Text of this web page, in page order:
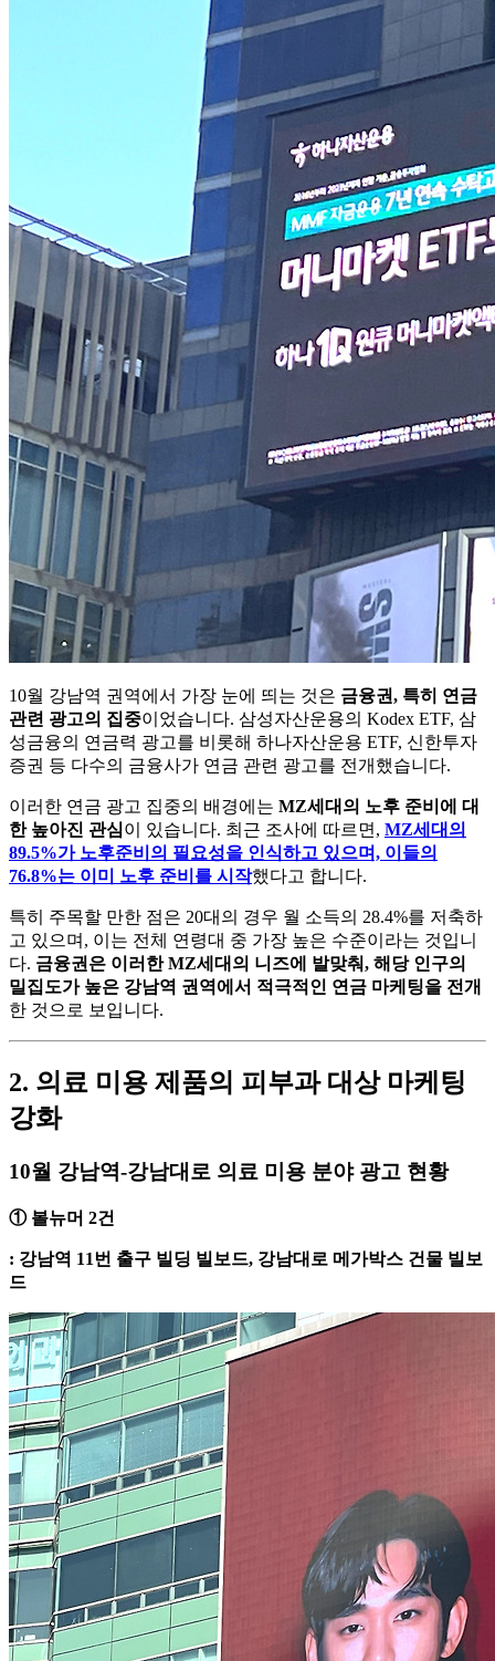
10월 강남역 권역에서 가장 눈에 띄는 것은 금융권, 특히 연금
관련 광고의 집중이었습니다. 삼성자산운용의 Kodex ETF, 삼
성금융의 연금력 광고를 비롯해 하나자산운용 ETF, 신한투자
증권 등 다수의 금융사가 연금 관련 광고를 전개했습니다.
이러한 연금 광고 집중의 배경에는 MZ세대의 노후 준비에 대
한 높아진 관심이 있습니다. 최근 조사에 따르면, MZ세대의
89.5%가 노후준비의 필요성을 인식하고 있으며, 이들의
76.8%는 이미 노후 준비를 시작했다고 합니다.
특히 주목할 만한 점은 20대의 경우 월 소득의 28.4%를 저축하
고 있으며, 이는 전체 연령대 중 가장 높은 수준이라는 것입니
다. 금융권은 이러한 MZ세대의 니즈에 발맞춰, 해당 인구의
밀집도가 높은 강남역 권역에서 적극적인 연금 마케팅을 전개
한 것으로 보입니다.
2. 의료 미용 제품의 피부과 대상 마케팅
강화
10월 강남역-강남대로 의료 미용 분야 광고 현황
① 볼뉴머 2건
: 강남역 11번 출구 빌딩 빌보드, 강남대로 메가박스 건물 빌보
드